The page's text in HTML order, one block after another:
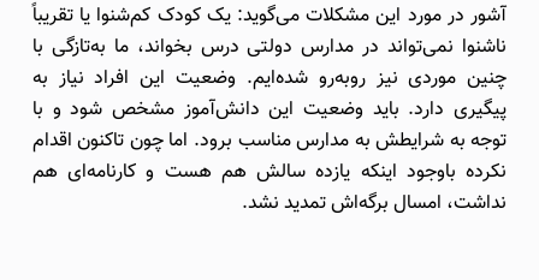
آشور در مورد این مشکلات می‌گوید: یک کودک کم‌شنوا یا تقریباً
ناشنوا نمی‌تواند در مدارس دولتی درس بخواند، ما به‌تازگی با
چنین موردی نیز روبه‌رو شده‌ایم. وضعیت این افراد نیاز به
پیگیری دارد. باید وضعیت این دانش‌آموز مشخص شود و با
توجه به شرایطش به مدارس مناسب برود. اما چون تاکنون اقدام
نکرده باوجود اینکه یازده سالش هم هست و کارنامه‌ای هم
نداشت، امسال برگه‌اش تمدید نشد.